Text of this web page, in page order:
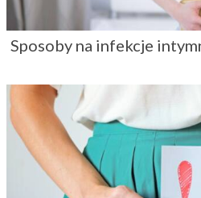
Sposoby na infekcje